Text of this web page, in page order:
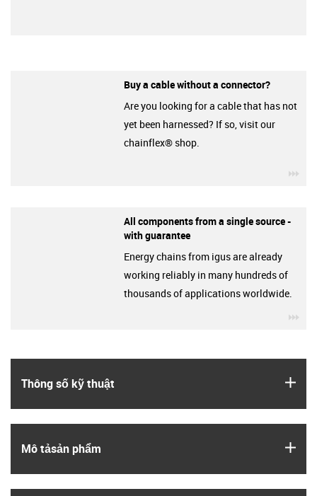
Thông số kỹ thuật
Mô tả­sản phẩm
Buy a cable without a connector?
Are you looking for a cable that has not
yet been harnessed? If so, visit our
chainflex® shop.
All components from a single source -
with guarantee
Energy chains from igus are already
working reliably in many hundreds of
thousands of applications worldwide.